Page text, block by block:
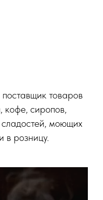
товаров
кофе, сиропов,
моющих
в розницу.